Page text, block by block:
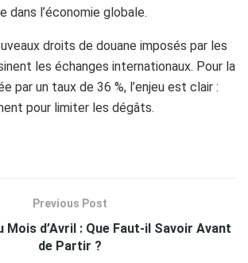
dans l’économie globale.
droits de douane imposés par les
les échanges internationaux. Pour la
par un taux de 36 %, l’enjeu est clair :
pour limiter les dégâts.
Previous Post
Mois d’Avril : Que Faut-il Savoir Avant
de Partir ?